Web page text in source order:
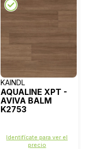
KAINDL
AQUALINE XPT -
AVIVA BALM
K2753
Identifícate para ver el
precio